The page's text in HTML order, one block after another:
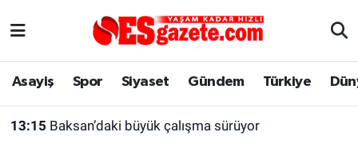
Asayiş Spor Siyaset Gündem Türkiye
13:15 Baksan’daki büyük çalışma sürüyor
Asayiş
Yaşam
Eskişehir Nöbetçi Eczaneler